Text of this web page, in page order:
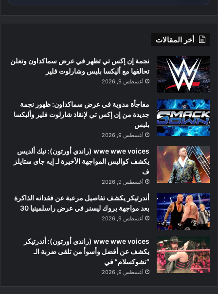
أخر المقالات
نجمة إن إكس تي تظهر في عرض سماكداون وتعلن
تحالفها مع أليكسا بليس وشارلوت فلير
أغسطس 9, 2026
مفاجأة مدوية في عرض سماكداون: ظهور نجمة
جديدة من إن إكس تي لإنقاذ شارلوت فلير وأليكسا
بليس
أغسطس 9, 2026
wwe wwe voices (راندي أورتون): نيك ألديس
يكشف كواليس المواجهة الأخيرة لـ إيه جاي ستايلز
ف
أغسطس 9, 2026
أندرتيكر يكشف تفاصيل مرعبة عن فقدانه الذاكرة
بعد مواجهة بروك ليسنر في عرض راسلمينيا 30
أغسطس 9, 2026
wwe wwe voices (راندي أورتون): أندرتيكر
يكشف عن أفضل وأسوأ من تلقى ضربة الـ
“تشوكسلام” في
أغسطس 9, 2026